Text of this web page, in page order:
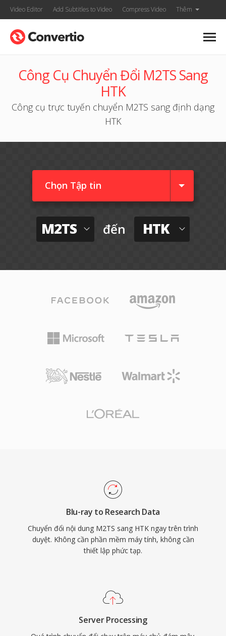
Video Editor Add Subtitles to Video Compress Video Thêm
Công Cụ Chuyển Đổi M2TS Sang
HTK
Công cụ trực tuyến chuyển M2TS sang định dạng
HTK
Chọn Tập tin
M2TS đến HTK
Blu-ray to Research Data
Chuyển đổi nội dung M2TS sang HTK ngay trên trình
duyệt. Không cần phần mềm máy tính, không cần
thiết lập phức tạp.
Server Processing